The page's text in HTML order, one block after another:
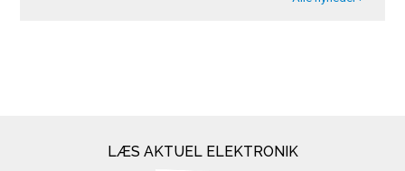
LÆS AKTUEL ELEKTRONIK